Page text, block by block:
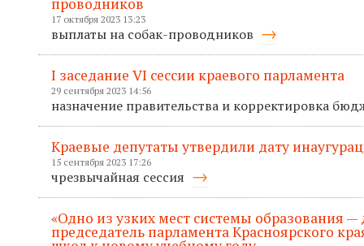
17 октября 2023 13:23
выплаты на собак-проводников
I заседание VI сессии краевого парламента
29 сентября 2023 14:56
назначение правительства и корректировка
Краевые депутаты утвердили дату
15 сентября 2023 17:26
чрезвычайная сессия
«Одно из узких мест системы образования —
председатель парламента Красноярского